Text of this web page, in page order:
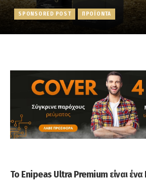
SPONSORED POST ΠΡΟΪΟΝΤΑ
Το Enipeas Ultra Premium είναι ένα